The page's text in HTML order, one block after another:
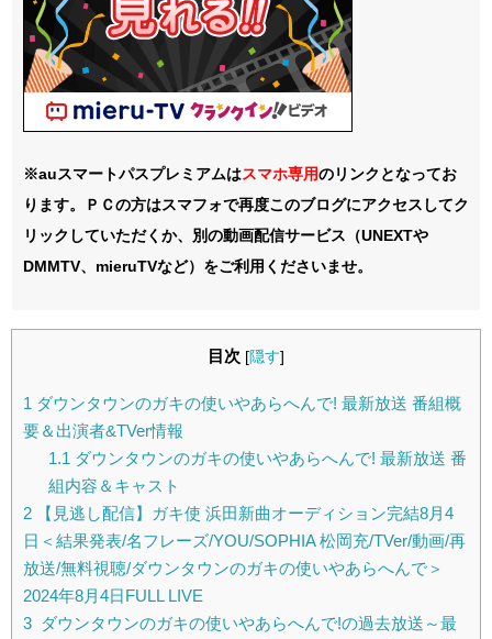
※auスマートパスプレミアムはスマホ専用のリンクとなってお
ります。ＰＣの方はスマフォで再度このブログにアクセスしてク
リックしていただくか、別の動画配信サービス（UNEXTや
DMMTV、mieruTVなど）をご利用くださいませ。
目次 [隠す]
1 ダウンタウンのガキの使いやあらへんで! 最新放送 番組概
要＆出演者&TVer情報
1.1 ダウンタウンのガキの使いやあらへんで! 最新放送 番
組内容＆キャスト
2 【見逃し配信】ガキ使 浜田新曲オーディション完結8月4
日＜結果発表/名フレーズ/YOU/SOPHIA 松岡充/TVer/動画/再
放送/無料視聴/ダウンタウンのガキの使いやあらへんで＞
2024年8月4日FULL LIVE
3 ダウンタウンのガキの使いやあらへんで!の過去放送～最